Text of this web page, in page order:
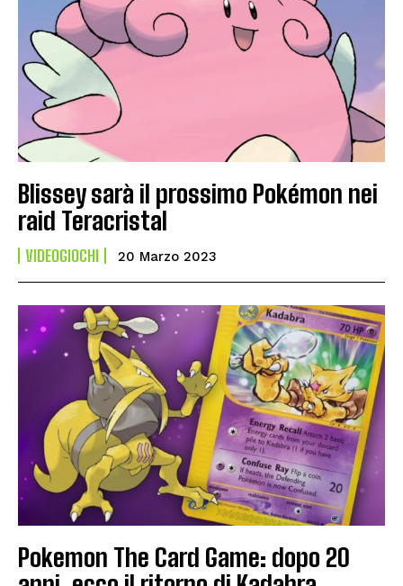
Blissey sarà il prossimo Pokémon nei
raid Teracristal
VIDEOGIOCHI 20 Marzo 2023
Pokemon The Card Game: dopo 20